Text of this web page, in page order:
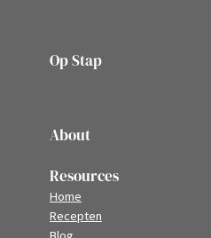
Op Stap
About
Resources
Home
Recepten